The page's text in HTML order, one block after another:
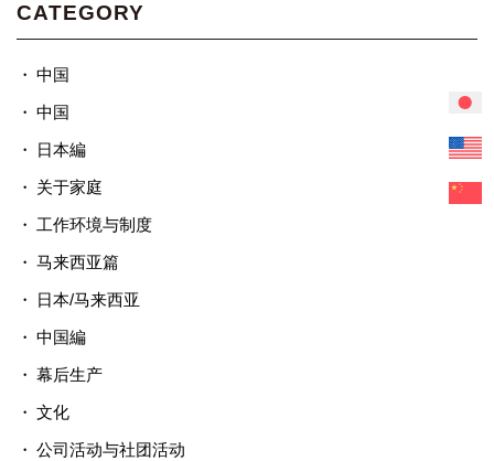
CATEGORY
中国
中国
日本編
关于家庭
工作环境与制度
马来西亚篇
日本/马来西亚
中国編
幕后生产
文化
公司活动与社团活动